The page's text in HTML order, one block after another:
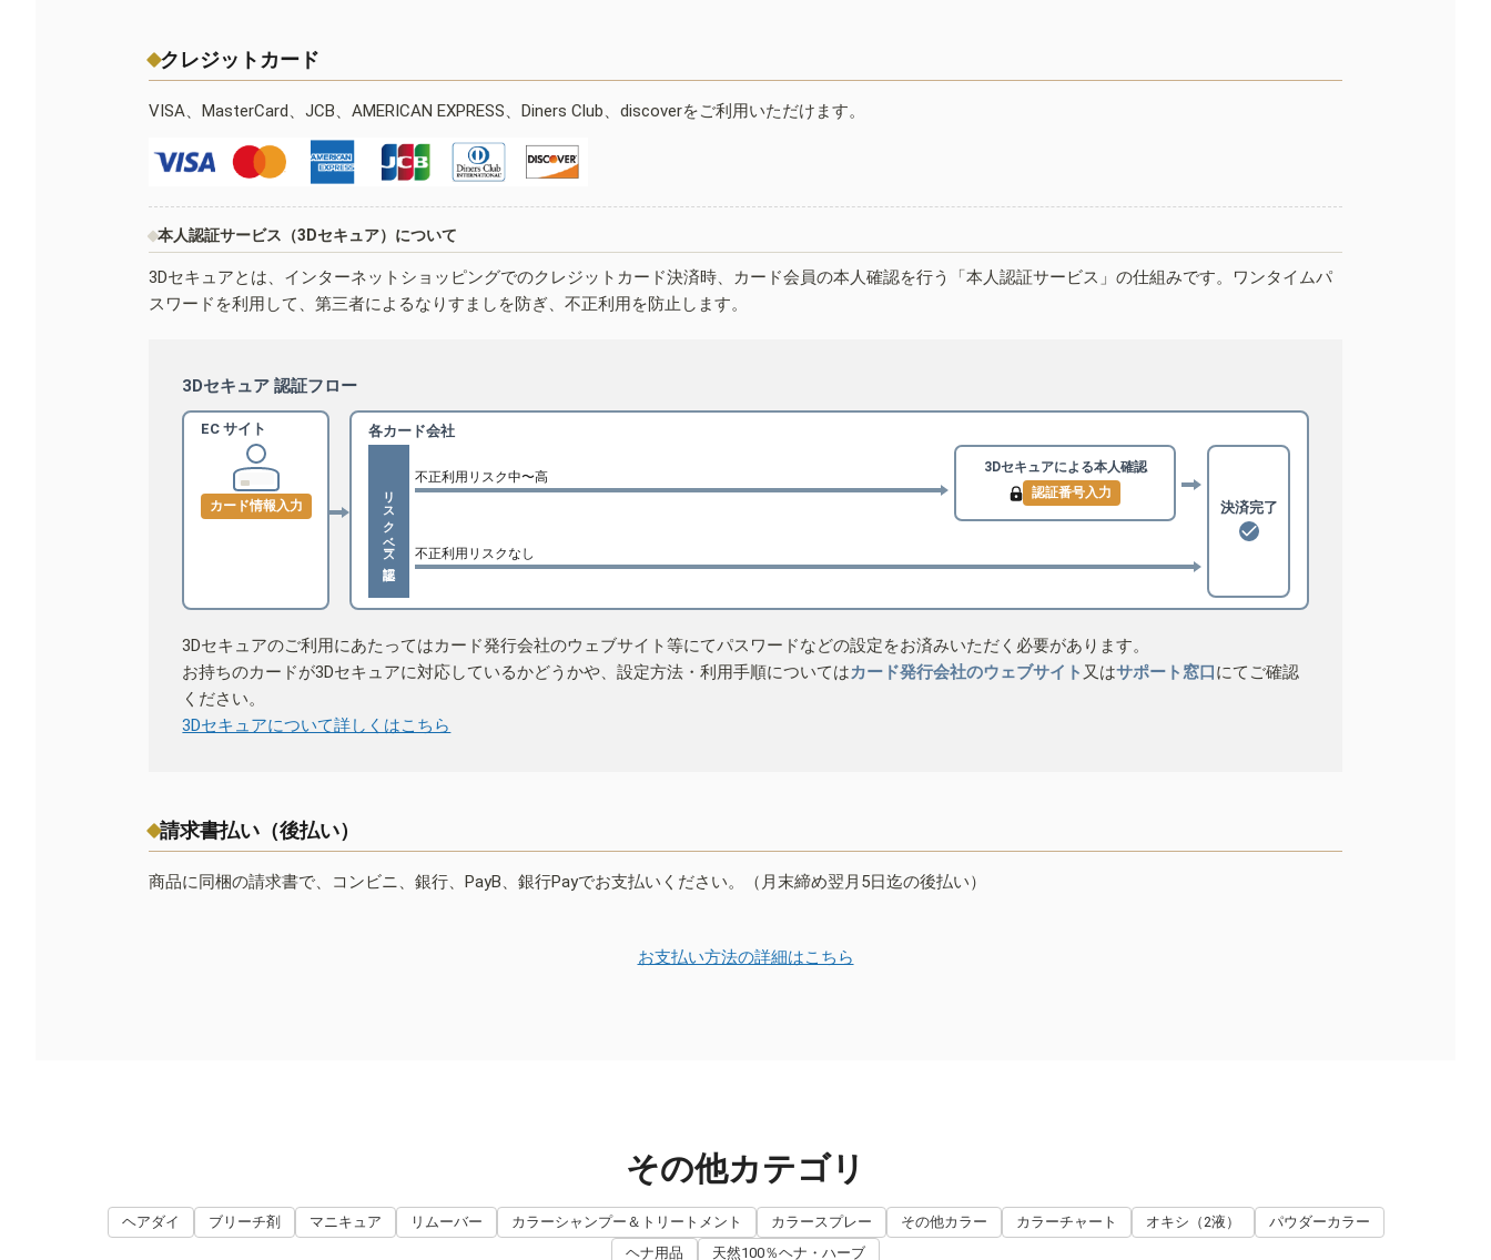
クレジットカード
VISA、MasterCard、JCB、AMERICAN EXPRESS、Diners Club、discoverをご利用いただけます。
本人認証サービス（3Dセキュア）について
3Dセキュアとは、インターネットショッピングでのクレジットカード決済時、カード会員の本人確認を行う「本人認証サービス」の仕組みです。ワンタイムパ
スワードを利用して、第三者によるなりすましを防ぎ、不正利用を防止します。
3Dセキュア 認証フロー
EC サイト
カード情報入力
各カード会社
リスクベース認証
不正利用リスク中〜高
3Dセキュアによる本人確認
認証番号入力
不正利用リスクなし
決済完了
3Dセキュアのご利用にあたってはカード発行会社のウェブサイト等にてパスワードなどの設定をお済みいただく必要があります。
お持ちのカードが3Dセキュアに対応しているかどうかや、設定方法・利用手順についてはカード発行会社のウェブサイト 又はサポート窓口にてご確認
ください。
3Dセキュアについて詳しくはこちら
請求書払い（後払い）
商品に同梱の請求書で、コンビニ、銀行、PayB、銀行Payでお支払いください。（月末締め翌月5日迄の後払い）
お支払い方法の詳細はこちら
その他カテゴリ
ヘアダイ ブリーチ剤 マニキュア リムーバー カラーシャンプー＆トリートメント カラースプレー その他カラー カラーチャート オキシ（2液）
パウダーカラー
ヘナ用品
天然100％ヘナ・ハーブ